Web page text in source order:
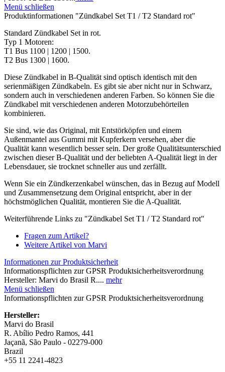
Menü schließen
Produktinformationen "Zündkabel Set T1 / T2 Standard rot"
Standard Zündkabel Set in rot.
Typ 1 Motoren:
T1 Bus 1100 | 1200 | 1500.
T2 Bus 1300 | 1600.
Diese Zündkabel in B-Qualität sind optisch identisch mit den
serienmäßigen Zündkabeln. Es gibt sie aber nicht nur in Schwarz,
sondern auch in verschiedenen anderen Farben. So können Sie die
Zündkabel mit verschiedenen anderen Motorzubehörteilen
kombinieren.
Sie sind, wie das Original, mit Entstörköpfen und einem
Außenmantel aus Gummi mit Kupferkern versehen, aber die
Qualität kann wesentlich besser sein. Der große Qualitätsunterschied
zwischen dieser B-Qualität und der beliebten A-Qualität liegt in der
Lebensdauer, sie trocknet schneller aus und zerfällt.
Wenn Sie ein Zündkerzenkabel wünschen, das in Bezug auf Modell
und Zusammensetzung dem Original entspricht, aber in der
höchstmöglichen Qualität, montieren Sie die A-Qualität.
Weiterführende Links zu "Zündkabel Set T1 / T2 Standard rot"
Fragen zum Artikel?
Weitere Artikel von Marvi
Informationen zur Produktsicherheit
Informationspflichten zur GPSR Produktsicherheitsverordnung
Hersteller: Marvi do Brasil R.... mehr
Menü schließen
Informationspflichten zur GPSR Produktsicherheitsverordnung
Hersteller:
Marvi do Brasil
R. Abílio Pedro Ramos, 441
Jaçanã, São Paulo - 02279-000
Brazil
+55 11 2241-4823